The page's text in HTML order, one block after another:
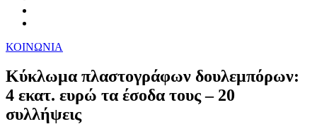
ΚΟΙΝΩΝΙΑ
Κύκλωμα πλαστογράφων δουλεμπόρων:
4 εκατ. ευρώ τα έσοδα τους – 20
συλλήψεις